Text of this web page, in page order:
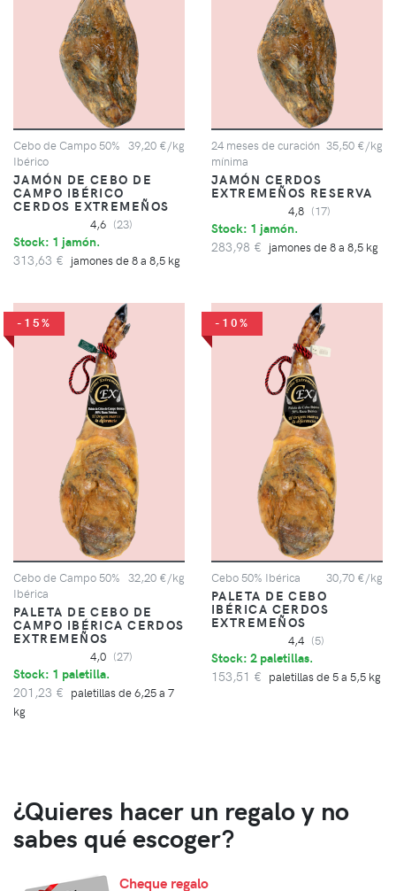
Cebo de Campo 50%
Ibérico
39,20 €/kg
JAMÓN DE CEBO DE
CAMPO IBÉRICO
CERDOS EXTREMEÑOS
4,6 (23)
Stock: 1 jamón.
313,63 € jamones de 8 a 8,5 kg
24 meses de curación
mínima
35,50 €/kg
JAMÓN CERDOS
EXTREMEÑOS RESERVA
4,8 (17)
Stock: 1 jamón.
283,98 € jamones de 8 a 8,5 kg
-15%
Cebo de Campo 50%
Ibérica
32,20 €/kg
PALETA DE CEBO DE
CAMPO IBÉRICA CERDOS
EXTREMEÑOS
4,0 (27)
Stock: 1 paletilla.
201,23 € paletillas de 6,25 a 7
kg
-10%
Cebo 50% Ibérica 30,70 €/kg
PALETA DE CEBO
IBÉRICA CERDOS
EXTREMEÑOS
4,4 (5)
Stock: 2 paletillas.
153,51 € paletillas de 5 a 5,5 kg
¿Quieres hacer un regalo y no
sabes qué escoger?
Cheque regalo